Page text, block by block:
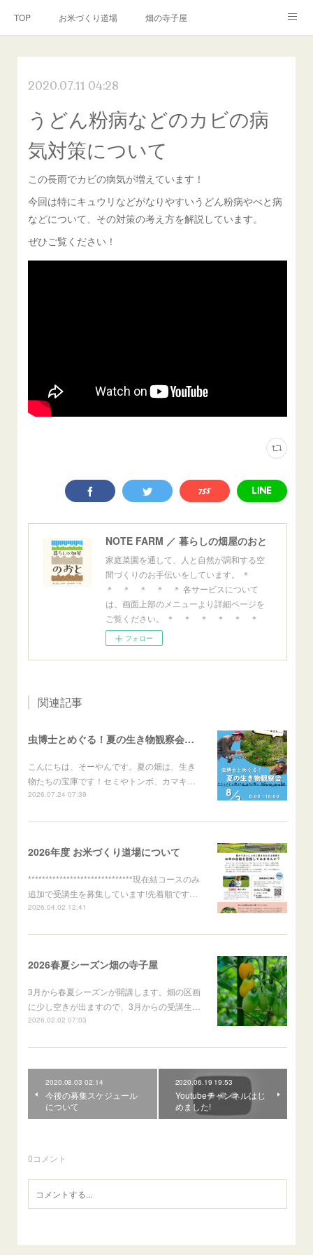
TOP お米づくり道場 畑の寺子屋
お問い合わせ リンク(SNS)
2020.07.11 04:28
うどん粉病などのカビの病
気対策について
この長雨でカビの病気が増えています！
今回は特にキュウリなどがなりやすいうどん粉病やべと病
などについて、その対策の考え方を解説しています。
ぜひご覧ください！
NOTE FARM ／ 暮らしの畑屋のおと
家庭菜園を通して、人と自然が調和する空
間づくりのお手伝いをしています。 ＊
＊ ＊ ＊ ＊ ＊ 各サービスについて
は、画面上部のメニューより詳細ページを
ご覧ください。 ＊ ＊ ＊ ＊ ＊ ＊
フォロー
関連記事
虫博士とめぐる！夏の生き物観察会のご案内
こんにちは、そーやんです。夏の畑は、生き
物たちの宝庫です！セミやトンボ、カマキ…
2026.07.24 07:39
2026年度 お米づくり道場について
******************************現在結コースのみ
追加で受講生を募集しています!先着順です…
2026.04.02 12:41
2026春夏シーズン畑の寺子屋
3月から春夏シーズンが開講します。畑の区画
に少し空きが出ますので、3月からの受講生…
2026.02.02 07:03
2020.08.03 02:14
今後の募集スケジュール
について
2020.06.19 19:53
Youtubeチャンネルはじ
めました!
0コメント